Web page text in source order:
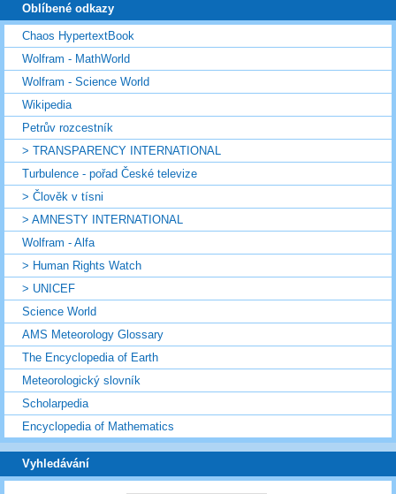
Oblíbené odkazy
Chaos HypertextBook
Wolfram - MathWorld
Wolfram - Science World
Wikipedia
Petrův rozcestník
> TRANSPARENCY INTERNATIONAL
Turbulence - pořad České televize
> Člověk v tísni
> AMNESTY INTERNATIONAL
Wolfram - Alfa
> Human Rights Watch
> UNICEF
Science World
AMS Meteorology Glossary
The Encyclopedia of Earth
Meteorologický slovník
Scholarpedia
Encyclopedia of Mathematics
Vyhledávání